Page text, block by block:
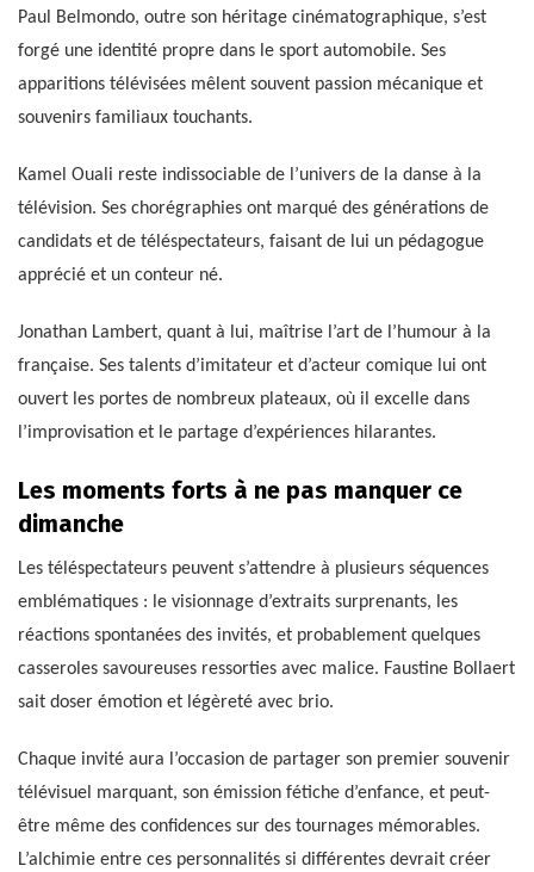
Paul Belmondo, outre son héritage cinématographique, s’est
forgé une identité propre dans le sport automobile. Ses
apparitions télévisées mêlent souvent passion mécanique et
souvenirs familiaux touchants.
Kamel Ouali reste indissociable de l’univers de la danse à la
télévision. Ses chorégraphies ont marqué des générations de
candidats et de téléspectateurs, faisant de lui un pédagogue
apprécié et un conteur né.
Jonathan Lambert, quant à lui, maîtrise l’art de l’humour à la
française. Ses talents d’imitateur et d’acteur comique lui ont
ouvert les portes de nombreux plateaux, où il excelle dans
l’improvisation et le partage d’expériences hilarantes.
Les moments forts à ne pas manquer ce
dimanche
Les téléspectateurs peuvent s’attendre à plusieurs séquences
emblématiques : le visionnage d’extraits surprenants, les
réactions spontanées des invités, et probablement quelques
casseroles savoureuses ressorties avec malice. Faustine Bollaert
sait doser émotion et légèreté avec brio.
Chaque invité aura l’occasion de partager son premier souvenir
télévisuel marquant, son émission fétiche d’enfance, et peut-
être même des confidences sur des tournages mémorables.
L’alchimie entre ces personnalités si différentes devrait créer